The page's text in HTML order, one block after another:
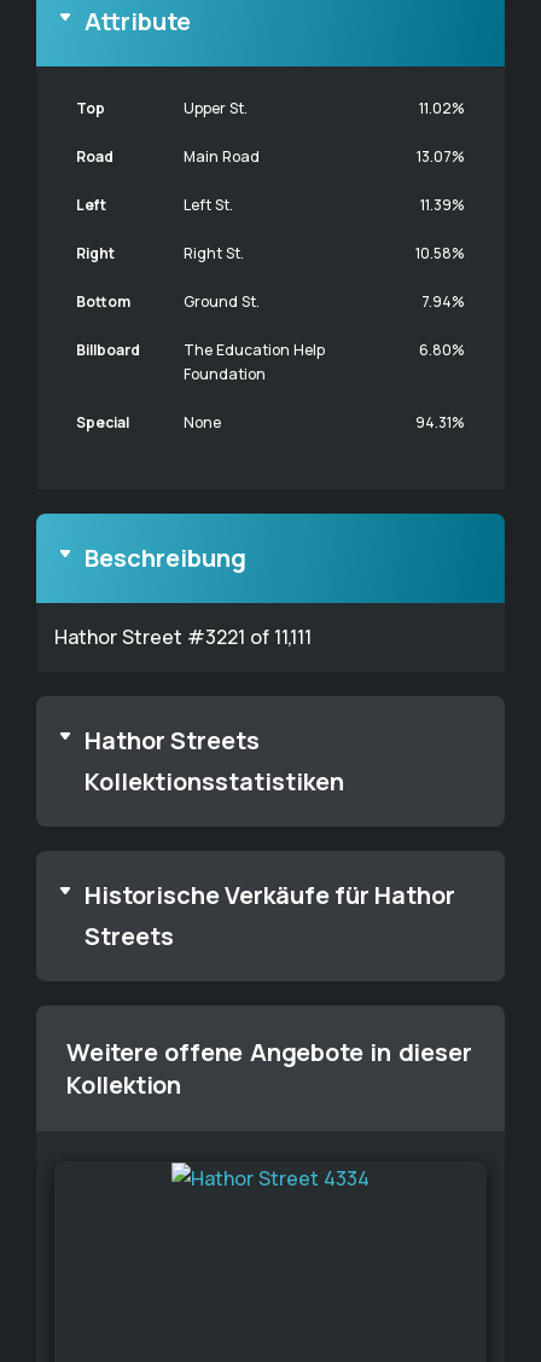
Attribute
Top Upper St. 11.02%
Road Main Road 13.07%
Left Left St. 11.39%
Right Right St. 10.58%
Bottom Ground St. 7.94%
Billboard
The Education Help
Foundation
6.80%
Special None 94.31%
Beschreibung
Hathor Street #3221 of 11,111
Hathor Streets
Kollektionsstatistiken
Historische Verkäufe für Hathor
Streets
Weitere offene Angebote in dieser
Kollektion